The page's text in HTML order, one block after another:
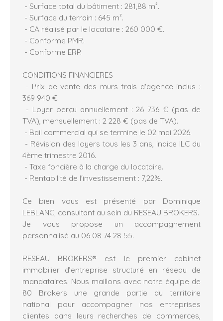
- Surface total du bâtiment : 281,88 m².
- Surface du terrain : 645 m².
- CA réalisé par le locataire : 260 000 €.
- Conforme PMR.
- Conforme ERP.
CONDITIONS FINANCIERES
- Prix de vente des murs frais d'agence inclus :
369 940 €
- Loyer perçu annuellement : 26 736 € (pas de
TVA), mensuellement : 2 228 € (pas de TVA).
- Bail commercial qui se termine le 02 mai 2026.
- Révision des loyers tous les 3 ans, indice ILC du
4ème trimestre 2016.
- Taxe foncière à la charge du locataire.
- Rentabilité de l'investissement : 7,22%.
Ce bien vous est présenté par Dominique
LEBLANC, consultant au sein du RESEAU BROKERS.
Je vous propose un accompagnement
personnalisé au 06 08 74 28 55.
RESEAU BROKERS® est le premier cabinet
immobilier d’entreprise structuré en réseau de
mandataires. Nous maillons avec notre équipe de
80 Brokers une grande partie du territoire
national pour accompagner nos entreprises
clientes dans leurs recherches de commerces,